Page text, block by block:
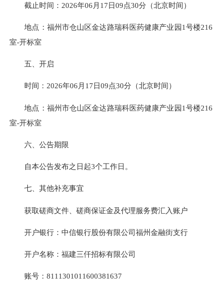
截止时间：2026年06月17日09点30分（北京时间）
地点：福州市仓山区金达路瑞科医药健康产业园1号楼216
室-开标室
五、开启
时间：2026年06月17日09点30分（北京时间）
地点：福州市仓山区金达路瑞科医药健康产业园1号楼216
室-开标室
六、公告期限
自本公告发布之日起3个工作日。
七、其他补充事宜
获取磋商文件、磋商保证金及代理服务费汇入账户
开户银行：中信银行股份有限公司福州金融街支行
开户名称：福建三仟招标有限公司
账号：8111301011600381637